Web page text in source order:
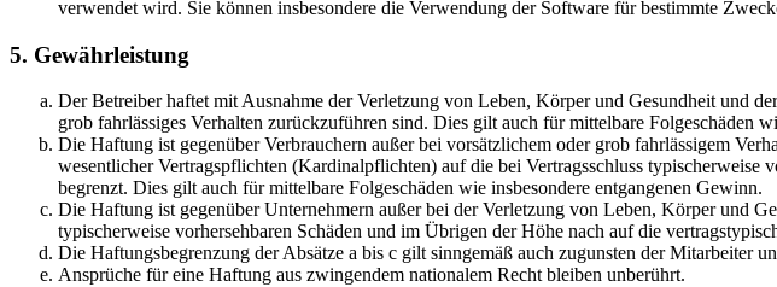
verwendet wird. Sie können insbesondere die Verwendung der Software für bestimmte
5. Gewährleistung
Der Betreiber haftet mit Ausnahme der Verletzung von Leben, Körper und Gesundheit und
grob fahrlässiges Verhalten zurückzuführen sind. Dies gilt auch für mittelbare Folgeschäden
Die Haftung ist gegenüber Verbrauchern außer bei vorsätzlichem oder grob fahrlässigem
wesentlicher Vertragspflichten (Kardinalpflichten) auf die bei Vertragsschluss typischerweise
begrenzt. Dies gilt auch für mittelbare Folgeschäden wie insbesondere entgangenen Gewinn.
Die Haftung ist gegenüber Unternehmern außer bei der Verletzung von Leben, Körper und
typischerweise vorhersehbaren Schäden und im Übrigen der Höhe nach auf die
Die Haftungsbegrenzung der Absätze a bis c gilt sinngemäß auch zugunsten der Mitarbeiter
Ansprüche für eine Haftung aus zwingendem nationalem Recht bleiben unberührt.